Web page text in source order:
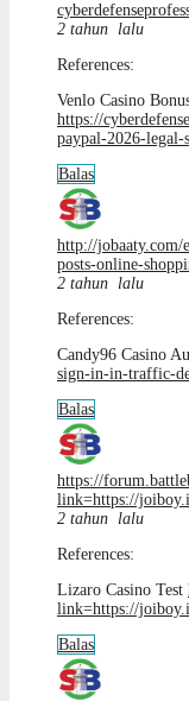
2 tahun lalu
References:
Venlo Casino
https://
paypal-2026-legal-
Balas
http://
posts-online-
2 tahun lalu
References:
Candy96 Casino
sign-in-in-traffic-
Balas
https://
link=https://
2 tahun lalu
References:
Lizaro Casino Test
link=https://
Balas